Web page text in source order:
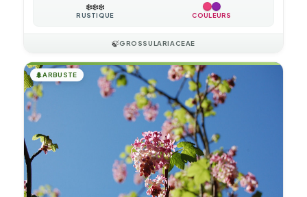
❄️❄️❄️
RUSTIQUE COULEURS
🍃GROSSULARIACEAE
🌲ARBUSTE